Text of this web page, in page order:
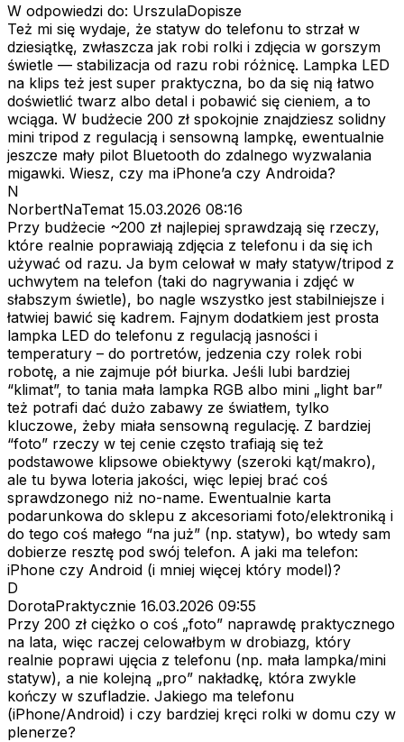
W odpowiedzi do: UrszulaDopisze
Też mi się wydaje, że statyw do telefonu to strzał w
dziesiątkę, zwłaszcza jak robi rolki i zdjęcia w gorszym
świetle — stabilizacja od razu robi różnicę. Lampka LED
na klips też jest super praktyczna, bo da się nią łatwo
doświetlić twarz albo detal i pobawić się cieniem, a to
wciąga. W budżecie 200 zł spokojnie znajdziesz solidny
mini tripod z regulacją i sensowną lampkę, ewentualnie
jeszcze mały pilot Bluetooth do zdalnego wyzwalania
migawki. Wiesz, czy ma iPhone’a czy Androida?
N
NorbertNaTemat 15.03.2026 08:16
Przy budżecie ~200 zł najlepiej sprawdzają się rzeczy,
które realnie poprawiają zdjęcia z telefonu i da się ich
używać od razu. Ja bym celował w mały statyw/tripod z
uchwytem na telefon (taki do nagrywania i zdjęć w
słabszym świetle), bo nagle wszystko jest stabilniejsze i
łatwiej bawić się kadrem. Fajnym dodatkiem jest prosta
lampka LED do telefonu z regulacją jasności i
temperatury – do portretów, jedzenia czy rolek robi
robotę, a nie zajmuje pół biurka. Jeśli lubi bardziej
“klimat”, to tania mała lampka RGB albo mini „light bar”
też potrafi dać dużo zabawy ze światłem, tylko
kluczowe, żeby miała sensowną regulację. Z bardziej
“foto” rzeczy w tej cenie często trafiają się też
podstawowe klipsowe obiektywy (szeroki kąt/makro),
ale tu bywa loteria jakości, więc lepiej brać coś
sprawdzonego niż no-name. Ewentualnie karta
podarunkowa do sklepu z akcesoriami foto/elektroniką i
do tego coś małego “na już” (np. statyw), bo wtedy sam
dobierze resztę pod swój telefon. A jaki ma telefon:
iPhone czy Android (i mniej więcej który model)?
D
DorotaPraktycznie 16.03.2026 09:55
Przy 200 zł ciężko o coś „foto” naprawdę praktycznego
na lata, więc raczej celowałbym w drobiazg, który
realnie poprawi ujęcia z telefonu (np. mała lampka/mini
statyw), a nie kolejną „pro” nakładkę, która zwykle
kończy w szufladzie. Jakiego ma telefonu
(iPhone/Android) i czy bardziej kręci rolki w domu czy w
plenerze?